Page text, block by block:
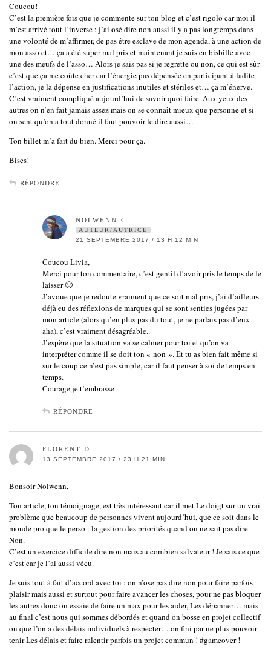
Coucou!
C’est la première fois que je commente sur ton blog et c’est rigolo car moi il
m’est arrivé tout l’inverse : j’ai osé dire non aussi il y a pas longtemps dans
une volonté de m’affirmer, de pas être esclave de mon agenda, à une action de
mon asso et… ça a été super mal pris et maintenant je suis en bisbille avec
une des meufs de l’asso… Alors je sais pas si je regrette ou non, ce qui est sûr
c’est que ça me coûte cher car l’énergie pas dépensée en participant à ladite
l’action, je la dépense en justifications inutiles et stériles et… ça m’énerve.
C’est vraiment compliqué aujourd’hui de savoir quoi faire. Aux yeux des
autres on n’en fait jamais assez mais on se connaît mieux que personne et si
on sent qu’on a tout donné il faut pouvoir le dire aussi…
Ton billet m’a fait du bien. Merci pour ça.
Bises!
RÉPONDRE
NOLWENN-C
AUTEUR/AUTRICE
21 SEPTEMBRE 2017 / 13 H 12 MIN
Coucou Livia,
Merci pour ton commentaire, c’est gentil d’avoir pris le temps de le
laisser 🙂
J’avoue que je redoute vraiment que ce soit mal pris, j’ai d’ailleurs
déjà eu des réflexions de marques qui se sont senties jugées par
mon article (alors qu’en plus pas du tout, je ne parlais pas d’eux
aha), c’est vraiment désagréable..
J’espère que la situation va se calmer pour toi et qu’on va
interpréter comme il se doit ton « non ». Et tu as bien fait même si
sur le coup ce n’est pas simple, car il faut penser à soi de temps en
temps.
Courage je t’embrasse
RÉPONDRE
FLORENT D.
13 SEPTEMBRE 2017 / 23 H 21 MIN
Bonsoir Nolwenn,
Ton article, ton témoignage, est très intéressant car il met Le doigt sur un vrai
problème que beaucoup de personnes vivent aujourd’hui, que ce soit dans le
monde pro que le perso : la gestion des priorités quand on ne sait pas dire
Non.
C’est un exercice difficile dire non mais au combien salvateur ! Je sais ce que
c’est car je l’ai aussi vécu.
Je suis tout à fait d’accord avec toi : on n’ose pas dire non pour faire parfois
plaisir mais aussi et surtout pour faire avancer les choses, pour ne pas bloquer
les autres donc on essaie de faire un max pour les aider, Les dépanner… mais
au final c’est nous qui sommes débordés et quand on bosse en projet collectif
ou que l’on a des délais individuels à respecter… on fini par ne plus pouvoir
tenir Les délais et faire ralentir parfois un projet commun ! #gameover !